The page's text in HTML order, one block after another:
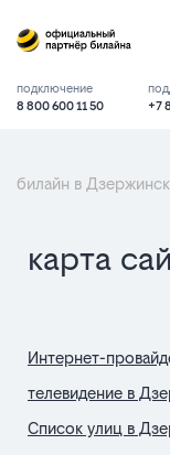
подключение
8 800 600 11 50
+7
билайн в
карта
Интернет-
телевидение в
Список улиц в